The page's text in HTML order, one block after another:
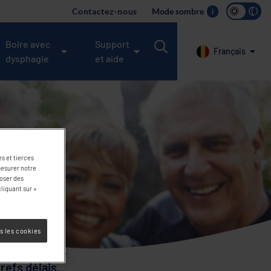
Contactez-nous Mode sombre i
Boire avec
dysphagie
Support
et aide
Français
remplir le
délais.
et tierces
notre
des
sur «
les cookies